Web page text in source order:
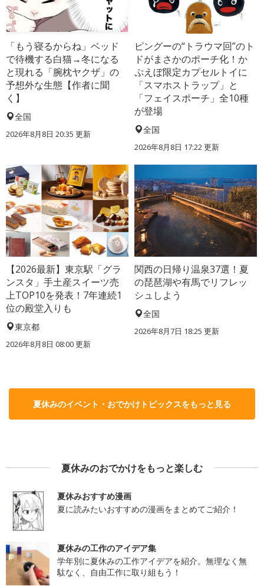
「もう寝るからね」ベッド
で待機する白猫→冬になる
と現れる「腕枕ヤクザ」の
予想外な生態【作者に聞
く】
全国
2026年8月8日 20:35 更新
ピングーの“トラウマ回”のト
ドがまさかのポーチ化！か
ぷえぼ限定カプセルトイに
「スマホストラップ」と
「フェイスポーチ」全10種
が登場
全国
2026年8月8日 17:22更新
【2026最新】東京駅「グラ
ンスタ」手土産スイーツ売
上TOP10を発表！7年連続1
位の殿堂入りも
東京都
2026年8月8日 08:00更新
関西の日帰り温泉37選！夏
の琵琶湖や有馬でリフレッ
シュしよう
全国
2026年8月7日 18:25 更新
夏休みのイベント・おでかけトピックスをもっと見る
夏休みのおでかけをもっと楽しむ
夏休みおすすめ漫画
夏に読みたいおすすめの漫画をまとめてご紹介！
夏休みの工作のアイデア集
学年別に夏休みの工作アイデアを紹介。無理なく無
駄なく、自由工作に取り組もう！